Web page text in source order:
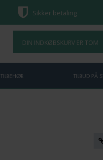
Sikker betaling
DIN INDKØBSKURV ER TOM
TILBEHØR TILBUD PÅ